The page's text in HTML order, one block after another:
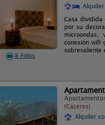
8 Fotos
Casa dividida
por su
microondas,
conexión wifi
sobresaliente
(Cáceres)
Alquiler